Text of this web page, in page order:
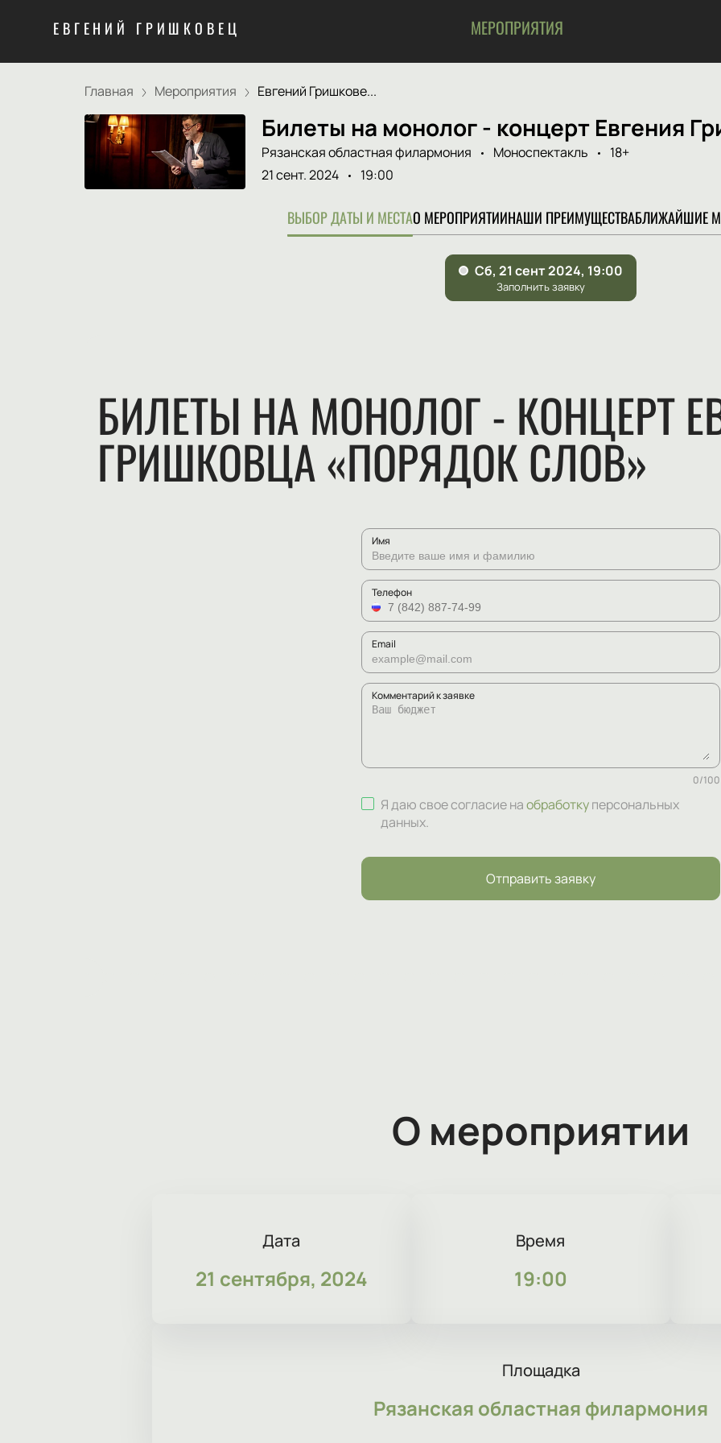
ЕВГЕНИЙ ГРИШКОВЕЦ МЕРОПРИЯТИЯ
Главная Мероприятия Евгений Гришкове...
Билеты на монолог - концерт Евгения
Рязанская областная филармония Моноспектакль
18+
21 сент. 2024
19:00
ВЫБОР ДАТЫ И МЕСТАО МЕРОПРИЯТИИНАШИ ПРЕИМУЩЕСТВАБЛИЖАЙШИЕ
БИЛЕТЫ НА МОНОЛОГ - КОНЦЕРТ
ГРИШКОВЦА «ПОРЯДОК СЛОВ»
Имя
Телефон
Email
Комментарий к заявке
0/100
Я даю свое согласие наобработкуперсональных
данных.
Отправить заявку
О мероприятии
Дата
21 сентября, 2024
Время
19:00
Площадка
Рязанская областная филармония